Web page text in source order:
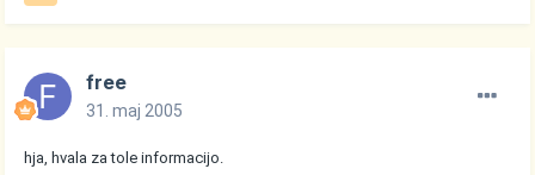
free
31. maj 2005
hja, hvala za tole informacijo.